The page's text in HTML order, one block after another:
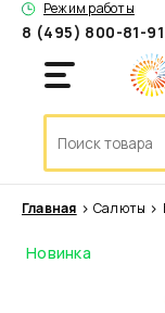
Режим работы
8 (495) 800-81-91
Главная Салюты
Новинка